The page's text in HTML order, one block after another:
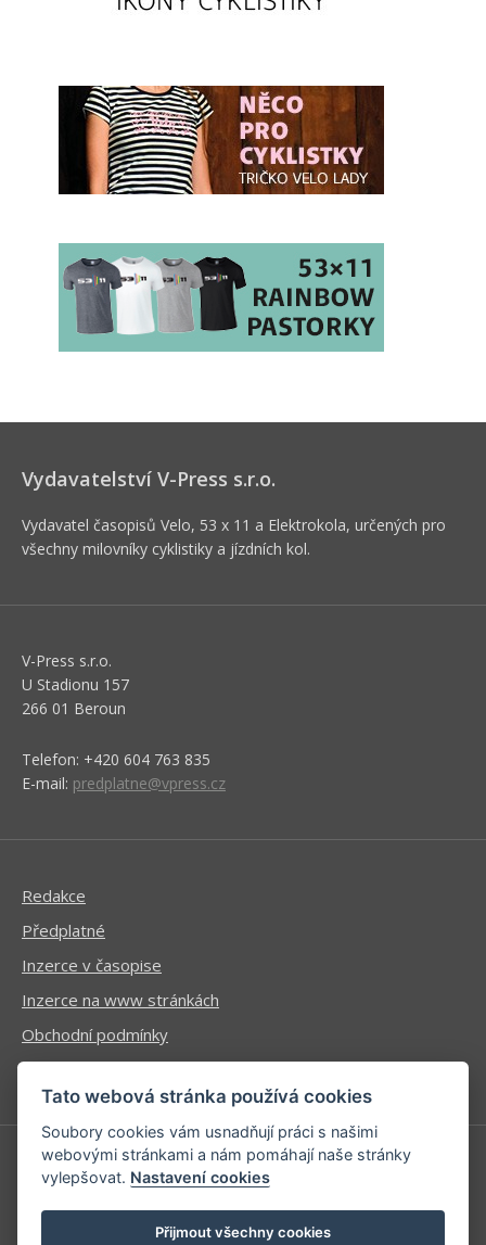
Vydavatelství V-Press s.r.o.
Vydavatel časopisů Velo, 53 x 11 a Elektrokola, určených pro
všechny milovníky cyklistiky a jízdních kol.
V-Press s.r.o.
U Stadionu 157
266 01 Beroun
Telefon: +420 604 763 835
E-mail: predplatne@vpress.cz
Redakce
Předplatné
Inzerce v časopise
Inzerce na www stránkách
Obchodní podmínky
Ochrana osobních údajů
Příhlášení | Registrace
Kontaktní informace
Tato webová stránka používá cookies
Soubory cookies vám usnadňují práci s našimi
webovými stránkami a nám pomáhají naše stránky
vylepšovat. Nastavení cookies
Přijmout všechny cookies